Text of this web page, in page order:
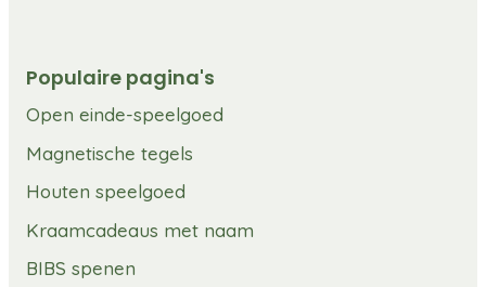
Populaire pagina's
Open einde-speelgoed
Magnetische tegels
Houten speelgoed
Kraamcadeaus met naam
BIBS spenen